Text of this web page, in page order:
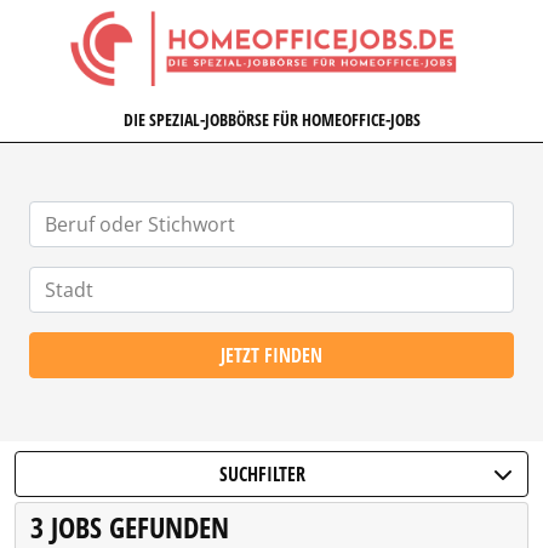
HOMEOFFICEJOBS.DE
DIE SPEZIAL-JOBBÖRSE FÜR HOMEOFFICE-JOBS
JETZT FINDEN
SUCHFILTER
3 JOBS GEFUNDEN